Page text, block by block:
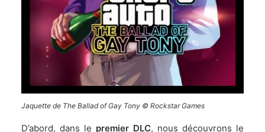
Jaquette de The Ballad of Gay Tony © Rockstar Games
D’abord, dans le premier DLC, nous découvrons le